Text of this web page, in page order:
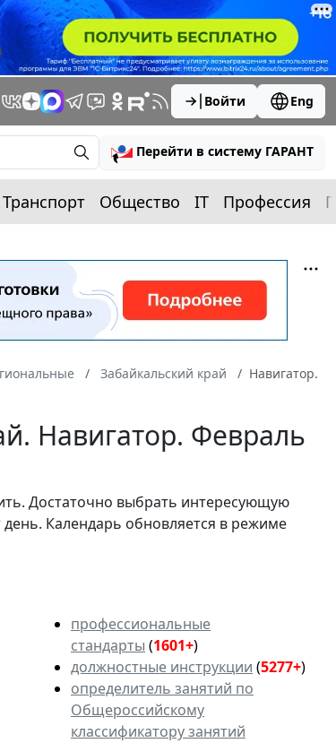
Войти Eng
Перейти в систему ГАРАНТ
Транспорт Общество IT Профессия
Забайкальский край
Навигатор.
Навигатор. Февраль
Достаточно выбрать интересующую
Календарь обновляется в режиме
профессиональные
стандарты (1601+)
должностные инструкции (5277+)
определитель занятий по
Общероссийскому
классификатору занятий